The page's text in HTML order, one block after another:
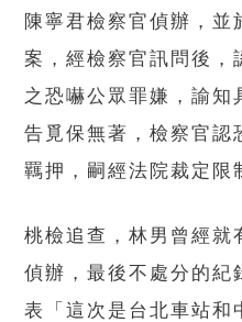
陳寧君檢察官偵辦，並
案，經檢察官訊問後，
之恐嚇公眾罪嫌，諭知
告覓保無著，檢察官認
羈押，嗣經法院裁定限
桃檢追查，林男曾經就
偵辦，最後不處分的紀
表「這次是台北車站和